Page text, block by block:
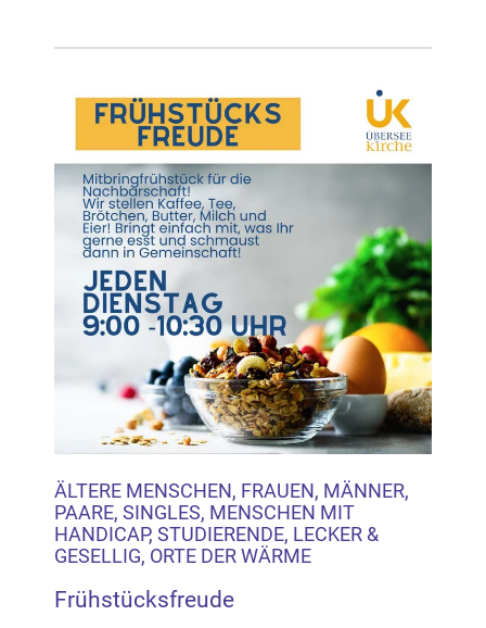
ÄLTERE MENSCHEN, FRAUEN, MÄNNER,
PAARE, SINGLES, MENSCHEN MIT
HANDICAP, STUDIERENDE, LECKER &
GESELLIG, ORTE DER WÄRME
Frühstücksfreude